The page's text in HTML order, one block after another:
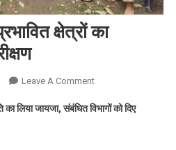
क्षेत्रों का
Leave A CommentOn
बारिश
लिया जायजा, संबंधित विभागों को दिए